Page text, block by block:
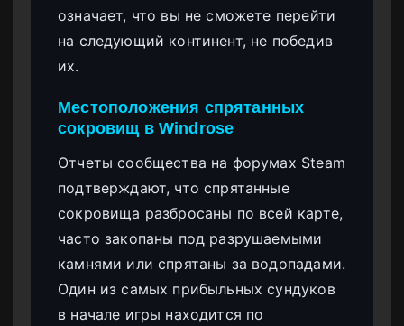
означает, что вы не сможете перейти
на следующий континент, не победив
их.
Местоположения спрятанных
сокровищ в Windrose
Отчеты сообщества на форумах Steam
подтверждают, что спрятанные
сокровища разбросаны по всей карте,
часто закопаны под разрушаемыми
камнями или спрятаны за водопадами.
Один из самых прибыльных сундуков
в начале игры находится по